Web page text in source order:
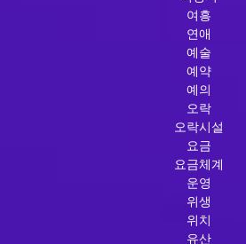
여흥
연애
예술
예약
예의
오락
오락시설
요금
요금체계
운영
위생
위치
유산